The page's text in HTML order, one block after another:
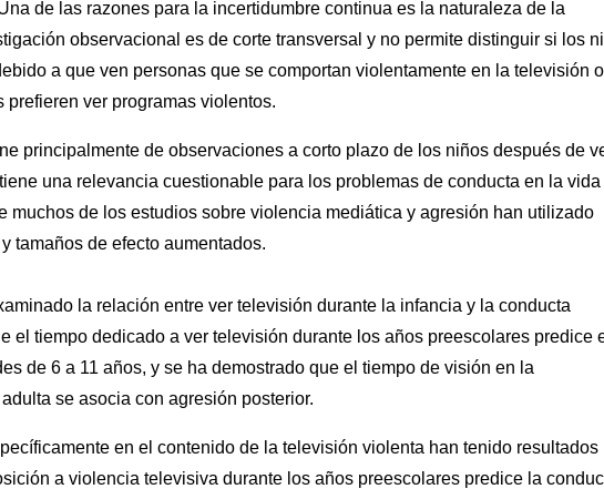
de las razones para la incertidumbre continua es la naturaleza de la
observacional es de corte transversal y no permite distinguir si los
a que ven personas que se comportan violentamente en la televisión
ver programas violentos.
principalmente de observaciones a corto plazo de los niños después de
una relevancia cuestionable para los problemas de conducta en la vida
muchos de los estudios sobre violencia mediática y agresión han utilizado
tamaños de efecto aumentados.
la relación entre ver televisión durante la infancia y la conducta
el tiempo dedicado a ver televisión durante los años preescolares predice
de 6 a 11 años, y se ha demostrado que el tiempo de visión en la
se asocia con agresión posterior.
en el contenido de la televisión violenta han tenido resultados
a violencia televisiva durante los años preescolares predice la